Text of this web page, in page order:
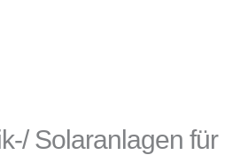
Solaranlagen für